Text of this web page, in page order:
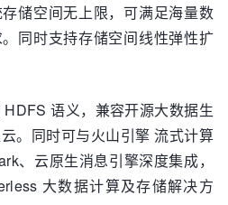
储空间无上限，可满足海量数
同时支持存储空间线性弹性扩
HDFS 语义，兼容开源大数据生
。同时可与火山引擎 流式计算
、云原生消息引擎深度集成，
大数据计算及存储解决方